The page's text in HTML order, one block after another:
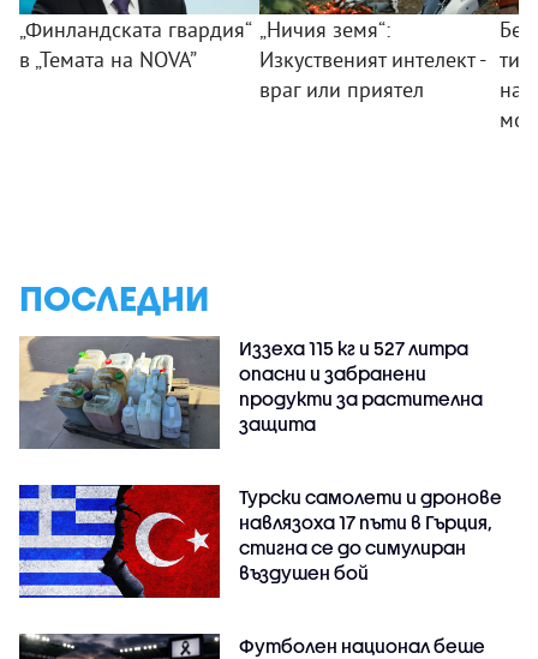
„Финландската гвардия“
в „Темата на NOVA”
„Ничия земя“:
Изкуственият интелект -
враг или приятел
на
ПОСЛЕДНИ
Иззеха 115 кг и 527 литра
опасни и забранени
продукти за растителна
защита
Турски самолети и дронове
навлязоха 17 пъти в Гърция,
стигна се до симулиран
въздушен бой
Футболен национал беше